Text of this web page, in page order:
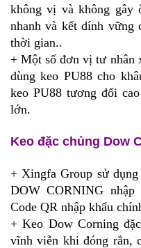
không vị và không gây
nhanh và kết dính vững
thời gian..
+ Một số đơn vị tư nhân
dùng keo PU88 cho
keo PU88 tương đối
lớn.
Keo đặc chủng Dow
+ Xingfa Group sử
DOW CORNING
Code QR nhập khẩu
+ Keo Dow Corning
vĩnh viễn khi đóng rắn,